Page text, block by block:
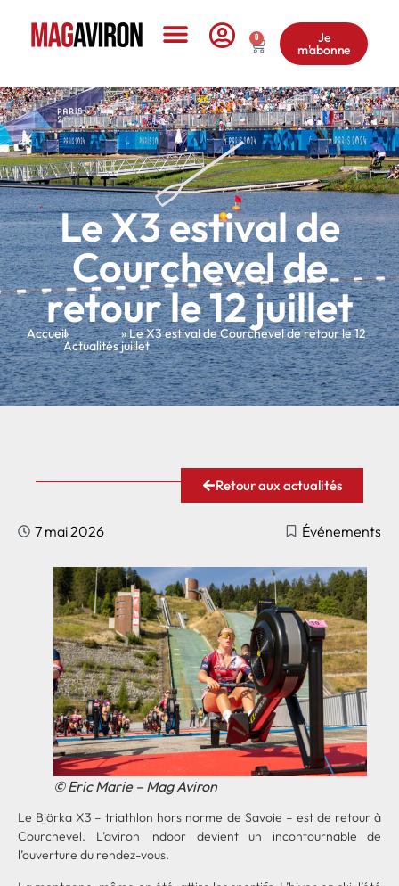
0 Je
m'abonne
Le X3 estival de
Courchevel de
retour le 12 juillet
Accueil»
Actualités
» Le X3 estival de Courchevel de retour le 12
juillet
Retour aux actualités
7 mai 2026 Événements
© Eric Marie – Mag Aviron
Le Björka X3 – triathlon hors norme de Savoie – est de retour à
Courchevel. L’aviron indoor devient un incontournable de
l’ouverture du rendez-vous.